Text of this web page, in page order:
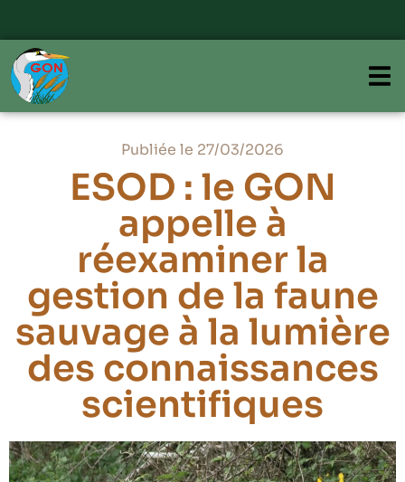
Publiée le 27/03/2026
ESOD : le GON
appelle à
réexaminer la
gestion de la faune
sauvage à la lumière
des connaissances
scientifiques